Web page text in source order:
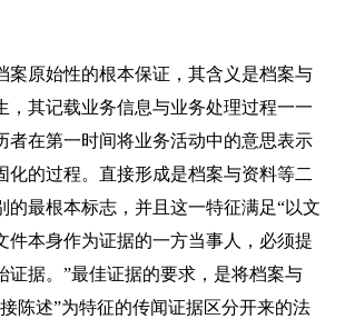
案原始性的根本保证，其含义是档案与
，其记载业务信息与业务处理过程一一
者在第一时间将业务活动中的意思表示
化的过程。直接形成是档案与资料等二
的最根本标志，并且这一特征满足“以文
件本身作为证据的一方当事人，必须提
据。 ”最佳证据的要求，是将档案与
陈述”为特征的传闻证据区分开来的法